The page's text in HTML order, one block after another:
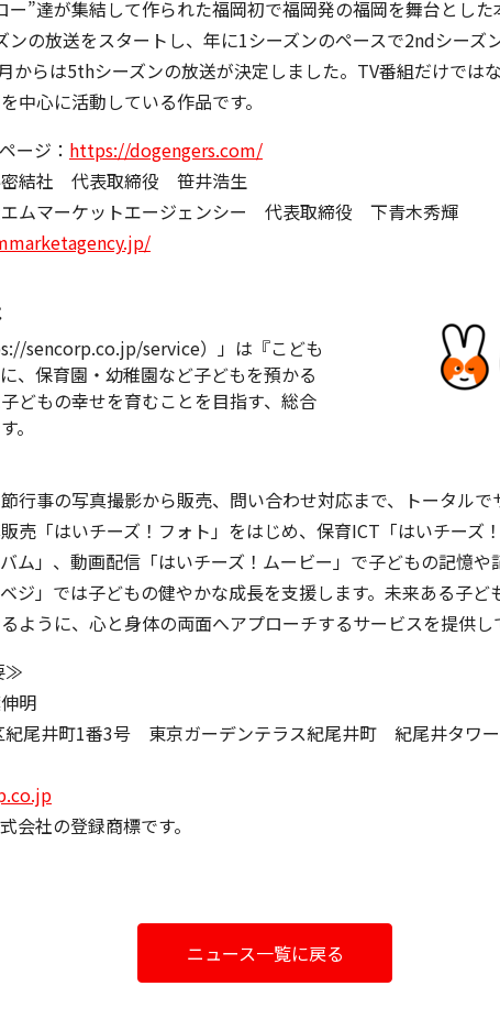
ー”達が集結して作られた福岡初で福岡発の福岡を舞台とし
ンの放送をスタートし、年に1シーズンのペースで2ndシーズ
からは5thシーズンの放送が決定しました。TV番組だけでは
中心に活動している作品です。
ージ： https://dogengers.com/
密結社 代表取締役 笹井浩生
ムマーケットエージェンシー 代表取締役 下青木秀輝
sencorp.co.jp/service）」は『こども
、保育園・幼稚園など子どもを預かる
どもの幸せを育むことを目指す、総合
。
行事の写真撮影から販売、問い合わせ対応まで、トータル
売「はいチーズ！フォト」をはじめ、保育ICT「はいチーズ
ム」、動画配信「はいチーズ！ムービー」で子どもの記憶
ジ」では子どもの健やかな成長を支援します。未来ある子ど
ように、心と身体の両面へアプローチするサービスを提供し
≫
明
紀尾井町1番3号 東京ガーデンテラス紀尾井町 紀尾井タワ
会社の登録商標です。
ニュース一覧に戻る